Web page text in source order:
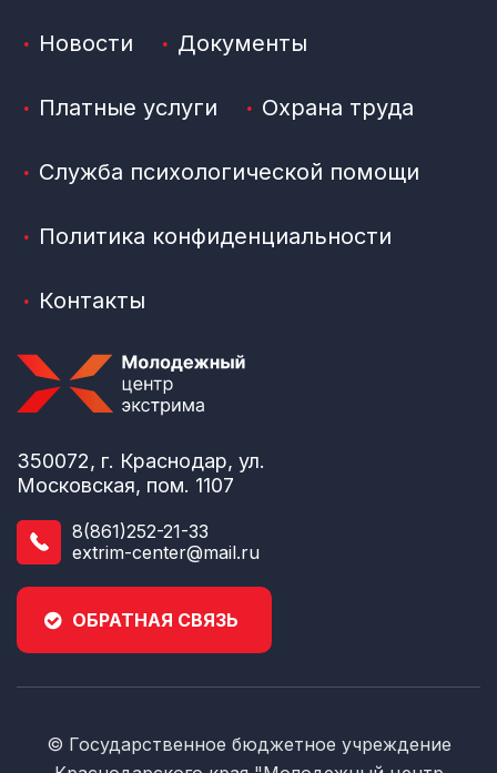
350072, г. Краснодар, ул.
Московская, пом. 1107
8(861)252-21-33
extrim-center@mail.ru
ОБРАТНАЯ СВЯЗЬ
Новости Документы
Платные услуги Охрана труда
Служба психологической помощи
Политика конфиденциальности
Контакты
© Государственное бюджетное учреждение